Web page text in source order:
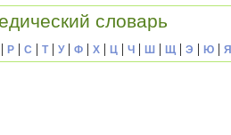
словарь
| Р | С | Т| У| Ф | Х | Ц | Ч | Ш | Щ | Э | Ю | Я